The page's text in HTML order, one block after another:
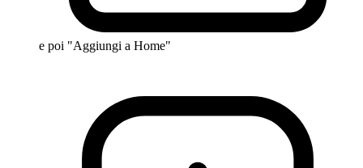
e poi "Aggiungi a Home"